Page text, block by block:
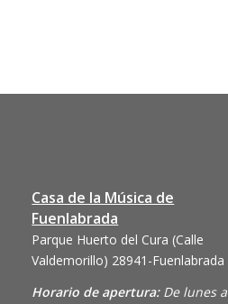
Casa de la Música de
Fuenlabrada
Parque Huerto del Cura (Calle
Valdemorillo) 28941-Fuenlabrada
Horario de apertura: De lunes a